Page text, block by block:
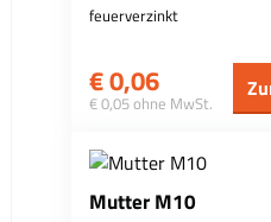
feuerverzinkt
€0,06
€ 0,05 ohne MwSt.
Mutter M10